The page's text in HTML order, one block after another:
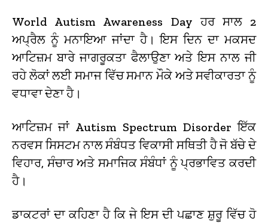
World Autism Awareness Day ਹਰ ਸਾਲ 2
ਅਪ੍ਰੈਲ ਨੂੰ ਮਨਾਇਆ ਜਾਂਦਾ ਹੈ। ਇਸ ਦਿਨ ਦਾ ਮਕਸਦ
ਆਟਿਜ਼ਮ ਬਾਰੇ ਜਾਗਰੂਕਤਾ ਫੈਲਾਉਣਾ ਅਤੇ ਇਸ ਨਾਲ ਜੀ
ਰਹੇ ਲੋਕਾਂ ਲਈ ਸਮਾਜ ਵਿੱਚ ਸਮਾਨ ਮੌਕੇ ਅਤੇ ਸਵੀਕਾਰਤਾ ਨੂੰ
ਵਧਾਵਾ ਦੇਣਾ ਹੈ।
ਆਟਿਜ਼ਮ ਜਾਂ Autism Spectrum Disorder ਇੱਕ
ਨਰਵਸ ਸਿਸਟਮ ਨਾਲ ਸੰਬੰਧਤ ਵਿਕਾਸੀ ਸਥਿਤੀ ਹੈ ਜੋ ਬੱਚੇ ਦੇ
ਵਿਹਾਰ, ਸੰਚਾਰ ਅਤੇ ਸਮਾਜਿਕ ਸੰਬੰਧਾਂ ਨੂੰ ਪ੍ਰਭਾਵਿਤ ਕਰਦੀ
ਹੈ।
ਡਾਕਟਰਾਂ ਦਾ ਕਹਿਣਾ ਹੈ ਕਿ ਜੇ ਇਸ ਦੀ ਪਛਾਣ ਸ਼ੁਰੂ ਵਿੱਚ ਹੋ